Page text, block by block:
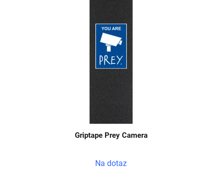
Griptape Prey Camera
Na dotaz